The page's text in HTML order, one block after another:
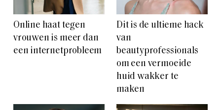
Online haat tegen
vrouwen is meer dan
een internetprobleem
Dit is de ultieme hack
van
beautyprofessionals
om een vermoeide
huid wakker te
maken